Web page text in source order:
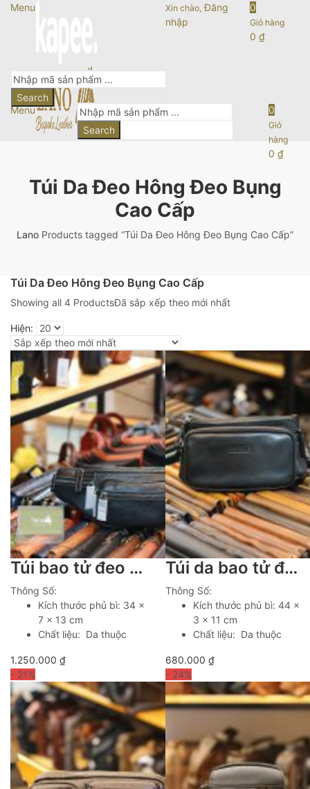
Menu Xin chào, Đăng
nhập
0
Giỏ hàng
0 ₫
Search
Menu
Search
0
Giỏ
hàng
0₫
Túi Da Đeo Hông Đeo Bụng
Cao Cấp
Lano Products tagged “Túi Da Đeo Hông Đeo Bụng Cao Cấp”
Túi Da Đeo Hông Đeo Bụng Cao Cấp
Showing all 4 ProductsĐã sắp xếp theo mới nhất
Hiện:
Túi bao tử đeo bụng nam da bò nhỏ gọn sang trọng TDB020
Thông Số:
Kích thước phủ bì: 34 x
7 x 13 cm
Chất liệu: Da thuộc
1.250.000 ₫
Túi da bao tử đeo bụng cho nam chính hãng Contact TDB011
Thông Số:
Kích thước phủ bì: 44 x
3 x 11 cm
Chất liệu: Da thuộc
680.000 ₫
- 21% - 24%